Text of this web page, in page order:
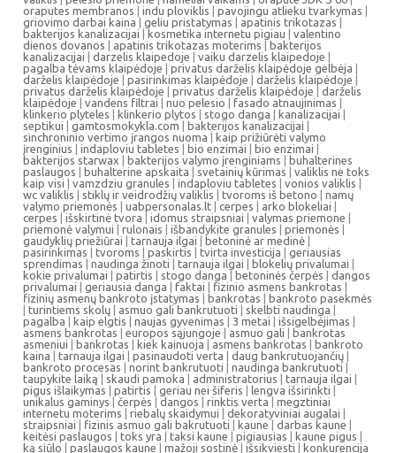
oraputes membranos | indu ploviklis | pavojingu atlieku tvarkymas |
griovimo darbai kaina | geliu pristatymas | apatinis trikotazas |
bakterijos kanalizacijai | kosmetika internetu pigiau | valentino
dienos dovanos | apatinis trikotazas moterims | bakterijos
kanalizacijai | darzelis klaipedoje | vaiku darzelis klaipedoje |
pagalba tėvams klaipėdoje | privatus darželis klaipėdoje gelbėja |
darželis klaipėdoje | pasirinkimas klaipėdoje | darželis klaipėdoje |
privatus darželis klaipėdoje | privatus darželis klaipėdoje | darželis
klaipėdoje | vandens filtrai | nuo pelesio | fasado atnaujinimas |
klinkerio plyteles | klinkerio plytos | stogo danga | kanalizacijai |
septikui | gamtosmokykla.com | bakterijos kanalizacijai |
sinchroninio vertimo įrangos nuoma | kaip prižiūrėti valymo
įrenginius | indaploviu tabletes | bio enzimai | bio enzimai |
bakterijos starwax | bakterijos valymo įrenginiams | buhalterines
paslaugos | buhalterine apskaita | svetainių kūrimas | valiklis ne toks
kaip visi | vamzdziu granules | indaploviu tabletes | vonios valiklis |
wc valiklis | stiklų ir veidrodžių valiklis | tvoroms iš betono | namų
valymo priemonės | uabpersonalas.lt | cerpes | arko blokeliai |
cerpes | išskirtinė tvora | idomus straipsniai | valymas priemone |
priemonė valymui | rulonais | išbandykite granules | priemonės |
gaudyklių priežiūrai | tarnauja ilgai | betoninė ar medinė |
pasirinkimas | tvoroms | paskirtis | tvirta investicija | geriausias
sprendimas | naudinga žinoti | tarnauja ilgai | blokelių privalumai |
kokie privalumai | patirtis | stogo danga | betoninės čerpės | dangos
privalumai | geriausia danga | faktai | fizinio asmens bankrotas |
fizinių asmenų bankroto įstatymas | bankrotas | bankroto pasekmės
| turintiems skolų | asmuo gali bankrutuoti | skelbti naudinga |
pagalba | kaip elgtis | naujas gyvenimas | 3 metai | išsigelbėjimas |
asmens bankrotas | europos sąjungoje | asmuo gali | bankrotas
asmeniui | bankrotas | kiek kainuoja | asmens bankrotas | bankroto
kaina | tarnauja ilgai | pasinaudoti verta | daug bankrutuojančių |
bankroto procesas | norint bankrutuoti | naudinga bankrutuoti |
taupykite laiką | skaudi pamoka | administratorius | tarnauja ilgai |
pigus išlaikymas | patirtis | geriau nei šiferis | lengva išsirinkti |
unikalus gaminys | čerpės | dangos | rinktis verta | megztiniai
internetu moterims | riebalų skaidymui | dekoratyviniai augalai |
straipsniai | fizinis asmuo gali bakrutuoti | kaune | darbas kaune |
keitėsi paslaugos | toks yra | taksi kaune | pigiausias | kaune pigus |
ką siūlo | paslaugos kaune | mažoji sostinė | išsikviesti | konkurencija